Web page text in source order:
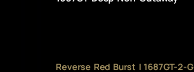
Reverse Red Burst | 1687GT-2-G